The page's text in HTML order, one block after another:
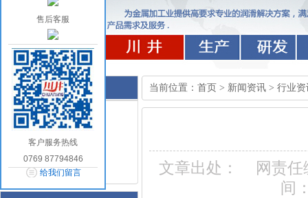
行业资讯
行业资讯
公司资讯
油品知识
当前位置： 首页 > 新闻资讯 > 行业资
文章出处：
网责
间
售后客服
客户服务热线
0769 87794846
给我们留言